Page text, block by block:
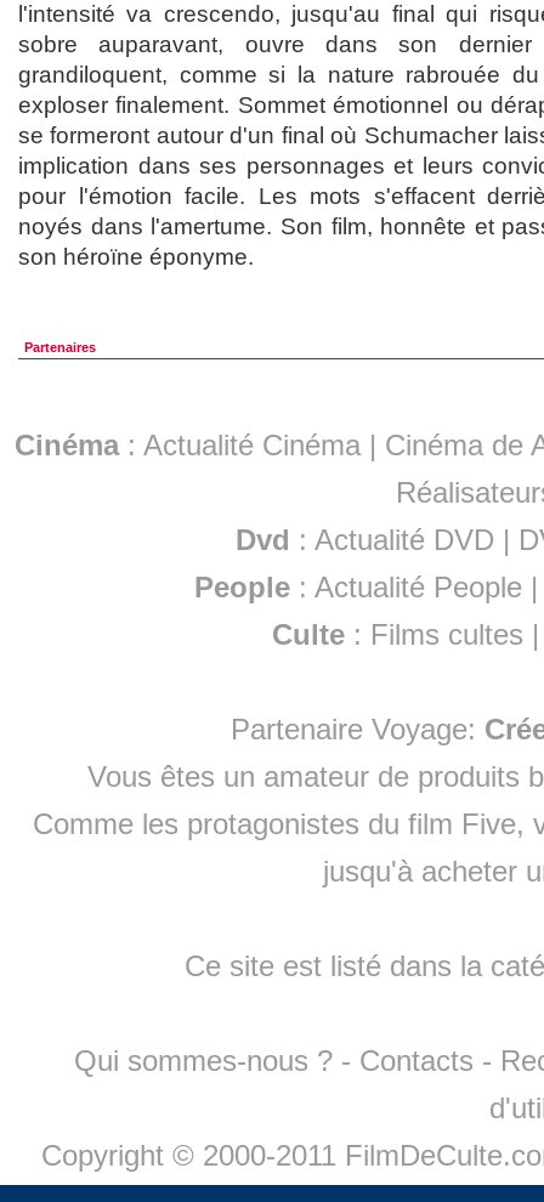
l'intensité va crescendo, jusqu'au final qui
sobre auparavant, ouvre dans son
grandiloquent, comme si la nature rabrouée
exploser finalement. Sommet émotionnel ou
se formeront autour d'un final où Schumacher
implication dans ses personnages et leurs
pour l'émotion facile. Les mots s'effacent
noyés dans l'amertume. Son film, honnête et
son héroïne éponyme.
Partenaires
Cinéma: Actualité Cinéma | Cinéma de
Dvd : Actualité DVD |
People :Actualité People
Culte : Films cultes
Partenaire Voyage:
Vous êtes un amateur de produits
Comme les protagonistes du film Five,
jusqu'à acheter
Ce site est listé dans la
Qui sommes-nous ? - Contacts -
Copyright © 2000-2011